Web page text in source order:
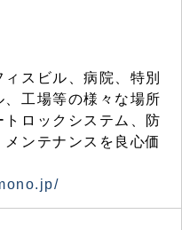
スビル、病院、特別
工場等の様々な場所
ロックシステム、防
ンテナンスを良心価